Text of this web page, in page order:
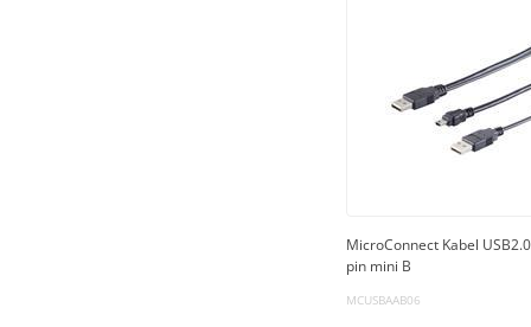
MicroConnect Kabel
pin mini B
MCUSBAAB06